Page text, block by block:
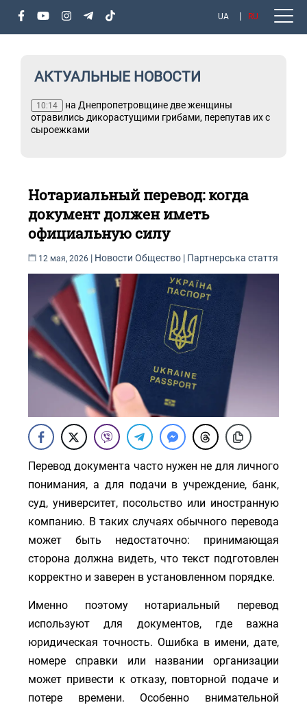
UA RU
АКТУАЛЬНЫЕ НОВОСТИ
10:14
на Днепропетровщине две женщины
отравились дикорастущими грибами, перепутав их с
сыроежками
Нотариальный перевод: когда
документ должен иметь
официальную силу
12 мая, 2026 | Новости Общество | Партнерська стаття
Перевод документа часто нужен не для личного
понимания, а для подачи в учреждение, банк,
суд, университет, посольство или иностранную
компанию. В таких случаях обычного перевода
может быть недостаточно: принимающая
сторона должна видеть, что текст подготовлен
корректно и заверен в установленном порядке.
Именно поэтому нотариальный перевод
используют для документов, где важна
юридическая точность. Ошибка в имени, дате,
номере справки или названии организации
может привести к отказу, повторной подаче и
потере времени. Особенно внимательной